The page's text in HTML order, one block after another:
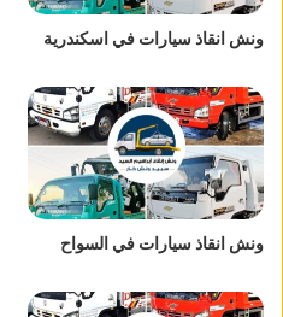
ونش انقاذ سيارات في اسكندرية
ونش انقاذ سيارات في السواح